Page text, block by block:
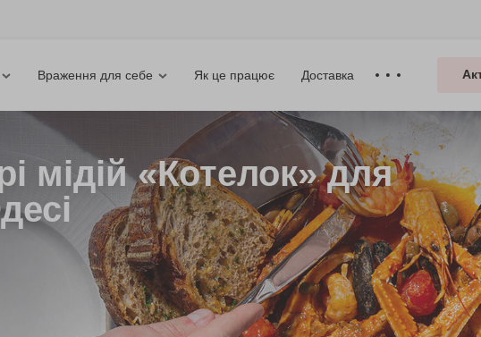
Враження для себе Як це працює Доставка
мідій «Котелок» для